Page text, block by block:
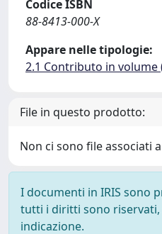
Codice ISBN
88-8413-000-X
Appare nelle tipologie:
2.1 Contributo in volume
File in questo prodotto:
Non ci sono file associati
I documenti in IRIS sono
tutti i diritti sono riservati,
indicazione.